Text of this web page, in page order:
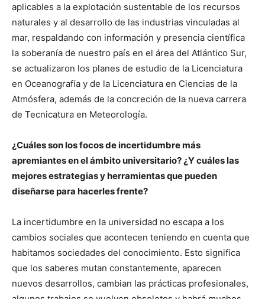
aplicables a la explotación sustentable de los recursos
naturales y al desarrollo de las industrias vinculadas al
mar, respaldando con información y presencia científica
la soberanía de nuestro país en el área del Atlántico Sur,
se actualizaron los planes de estudio de la Licenciatura
en Oceanografía y de la Licenciatura en Ciencias de la
Atmósfera, además de la concreción de la nueva carrera
de Tecnicatura en Meteorología.
¿Cuáles son los focos de incertidumbre más
apremiantes en el ámbito universitario? ¿Y cuáles las
mejores estrategias y herramientas que pueden
diseñarse para hacerles frente?
La incertidumbre en la universidad no escapa a los
cambios sociales que acontecen teniendo en cuenta que
habitamos sociedades del conocimiento. Esto significa
que los saberes mutan constantemente, aparecen
nuevos desarrollos, cambian las prácticas profesionales,